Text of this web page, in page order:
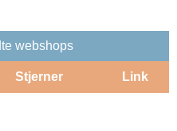
webshops
Stjerner Link